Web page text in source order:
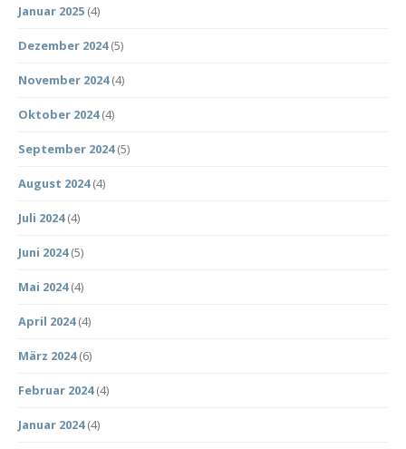
Januar 2025 (4)
Dezember 2024(5)
November 2024(4)
Oktober 2024(4)
September 2024(5)
August 2024(4)
Juli 2024(4)
Juni 2024(5)
Mai 2024(4)
April 2024(4)
März 2024(6)
Februar 2024(4)
Januar 2024(4)